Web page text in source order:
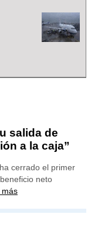
salida de
a la caja”
cerrado el primer
neto
más